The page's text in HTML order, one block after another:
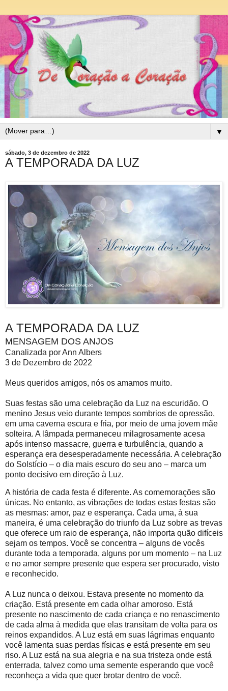
▼
sábado, 3 de dezembro de 2022
A TEMPORADA DA LUZ
A TEMPORADA DA LUZ
MENSAGEM DOS ANJOS
Canalizada por Ann Albers
3 de Dezembro de 2022
Meus queridos amigos, nós os amamos muito.
Suas festas são uma celebração da Luz na escuridão. O
menino Jesus veio durante tempos sombrios de opressão,
em uma caverna escura e fria, por meio de uma jovem mãe
solteira. A lâmpada permaneceu milagrosamente acesa
após intenso massacre, guerra e turbulência, quando a
esperança era desesperadamente necessária. A celebração
do Solstício – o dia mais escuro do seu ano – marca um
ponto decisivo em direção à Luz.
A história de cada festa é diferente. As comemorações são
únicas. No entanto, as vibrações de todas estas festas são
as mesmas: amor, paz e esperança. Cada uma, à sua
maneira, é uma celebração do triunfo da Luz sobre as trevas
que oferece um raio de esperança, não importa quão difíceis
sejam os tempos. Você se concentra – alguns de vocês
durante toda a temporada, alguns por um momento – na Luz
e no amor sempre presente que espera ser procurado, visto
e reconhecido.
A Luz nunca o deixou. Estava presente no momento da
criação. Está presente em cada olhar amoroso. Está
presente no nascimento de cada criança e no renascimento
de cada alma à medida que elas transitam de volta para os
reinos expandidos. A Luz está em suas lágrimas enquanto
você lamenta suas perdas físicas e está presente em seu
riso. A Luz está na sua alegria e na sua tristeza onde está
enterrada, talvez como uma semente esperando que você
reconheça a vida que quer brotar dentro de você.